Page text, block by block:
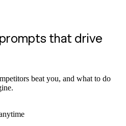
that drive
beat you, and what to do